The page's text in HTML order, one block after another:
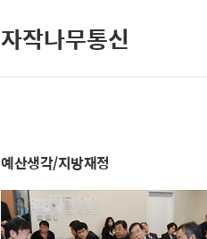
자작나무통신
예산생각/지방재정